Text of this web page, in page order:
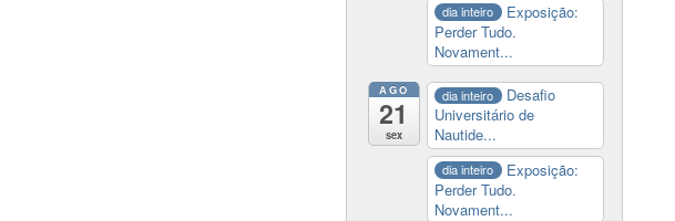
dia inteiro
Exposição:
Perder Tudo.
Novament...
AGO
21
sex
dia inteiro
Desafio
Universitário de
Nautide...
dia inteiro
Exposição:
Perder Tudo.
Novament...